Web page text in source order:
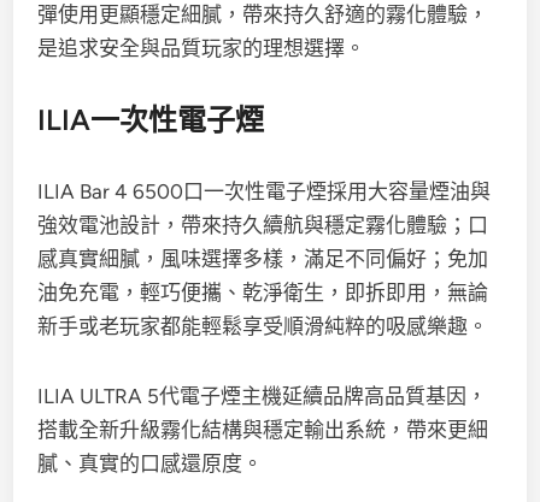
彈使用更顯穩定細膩，帶來持久舒適的霧化體驗，
是追求安全與品質玩家的理想選擇。
ILIA一次性電子煙
ILIA Bar 4 6500口一次性電子煙採用大容量煙油與
強效電池設計，帶來持久續航與穩定霧化體驗；口
感真實細膩，風味選擇多樣，滿足不同偏好；免加
油免充電，輕巧便攜、乾淨衛生，即拆即用，無論
新手或老玩家都能輕鬆享受順滑純粹的吸感樂趣。
ILIA ULTRA 5代電子煙主機延續品牌高品質基因，
搭載全新升級霧化結構與穩定輸出系統，帶來更細
膩、真實的口感還原度。